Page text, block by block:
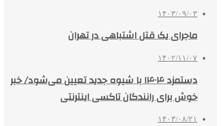
۱۴۰۳/۰۹/۰۳
ماجرای یک قتل اشتباهی در تهران
۱۴۰۲/۱۱/۰۷
دستمزد ۱۴۰۴ با شیوه جدید تعیین می‌شود/ خبر
خوش برای رانندگان تاکسی اینترنتی
۱۴۰۳/۰۸/۲۱